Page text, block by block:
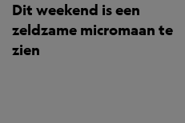
Dit weekend is een
zeldzame micromaan te
zien